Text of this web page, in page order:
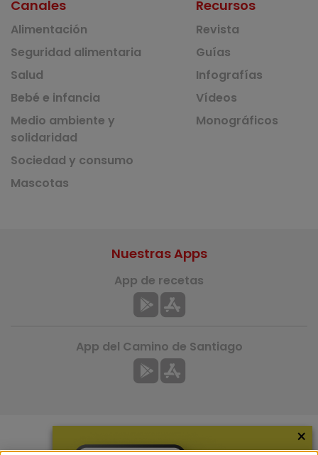
Canales
Alimentación
Seguridad alimentaria
Salud
Bebé e infancia
Medio ambiente y
solidaridad
Sociedad y consumo
Mascotas
Recursos
Revista
Guías
Infografías
Vídeos
Monográficos
Nuestras Apps
App de recetas
App del Camino de Santiago
×